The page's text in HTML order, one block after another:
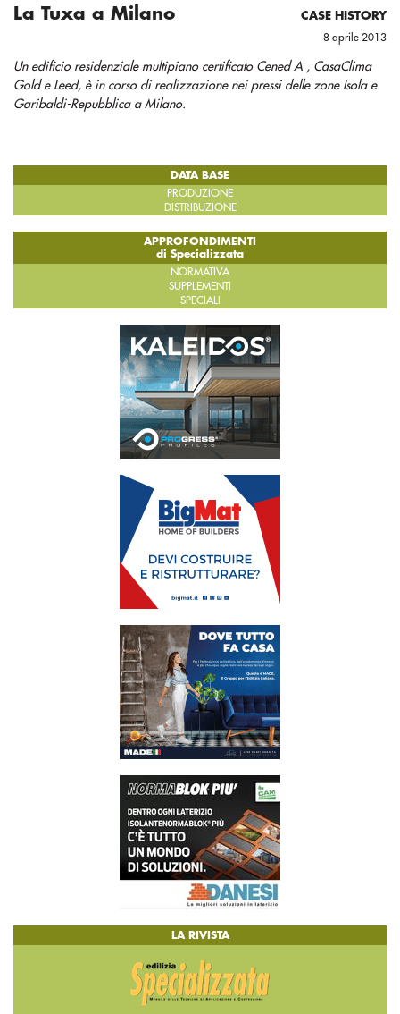
CASE HISTORY
8 aprile 2013
La Tuxa a Milano
Un edificio residenziale multipiano certificato Cened A , CasaClima
Gold e Leed, è in corso di realizzazione nei pressi delle zone Isola e
Garibaldi-Repubblica a Milano.
DATA BASE
PRODUZIONE
DISTRIBUZIONE
APPROFONDIMENTI
di Specializzata
NORMATIVA
SUPPLEMENTI
SPECIALI
LA RIVISTA